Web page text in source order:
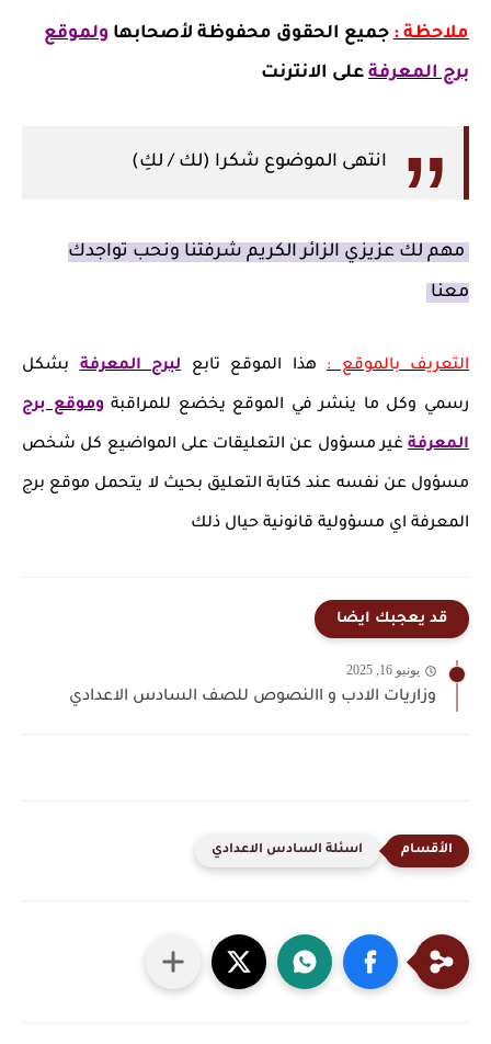
ملاحظة : جميع الحقوق محفوظة لأصحابها ولموقع
برج المعرفة على الانترنت
انتهى الموضوع شكرا (لك / لكِ)
مهم لك عزيزي الزائر الكريم شرفتنا ونحب تواجدك
معنا
التعريف بالموقع : هذا الموقع تابع لبرج المعرفةبشكل
رسمي وكل ما ينشر في الموقع يخضع للمراقبة وموقع برج
المعرفة غير مسؤول عن التعليقات على المواضيع كل شخص
مسؤول عن نفسه عند كتابة التعليق بحيث لا يتحمل موقع برج
المعرفة اي مسؤولية قانونية حيال ذلك
قد يعجبك ايضا
يونيو 16, 2025
وزاريات الادب و االنصوص للصف السادس الاعدادي
اسئلة السادس الاعدادي